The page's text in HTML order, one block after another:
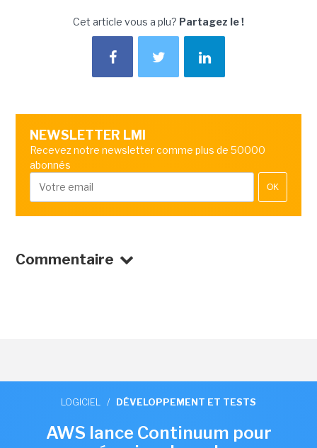
Cet article vous a plu? Partagez le !
NEWSLETTER LMI
Recevez notre newsletter comme plus de 50000
abonnés
OK
Commentaire
LOGICIEL / DÉVELOPPEMENT ET TESTS
AWS lance Continuum pour